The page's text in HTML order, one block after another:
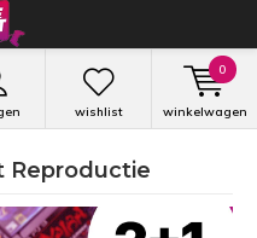
wishlist winkelwagen
0
Reproductie